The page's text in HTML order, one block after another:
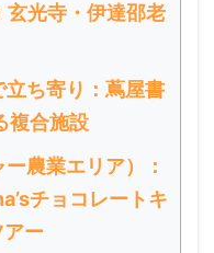
玄光寺・伊達邵老
立ち寄り：蔦屋書
複合施設
農業エリア）：
チョコレートキ
アー